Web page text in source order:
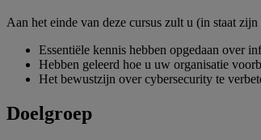
Aan het einde van deze cursus zult u (in staat zijn
Essentiële kennis hebben opgedaan over
Hebben geleerd hoe u uw organisatie
Het bewustzijn over cybersecurity te
Doelgroep